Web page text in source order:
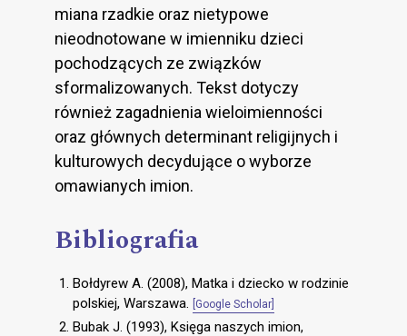
miana rzadkie oraz nietypowe
nieodnotowane w imienniku dzieci
pochodzących ze związków
sformalizowanych. Tekst dotyczy
również zagadnienia wieloimienności
oraz głównych determinant religijnych i
kulturowych decydujące o wyborze
omawianych imion.
Bibliografia
Bołdyrew A. (2008), Matka i dziecko w rodzinie
polskiej, Warszawa.
[Google Scholar]
Bubak J. (1993), Księga naszych imion,